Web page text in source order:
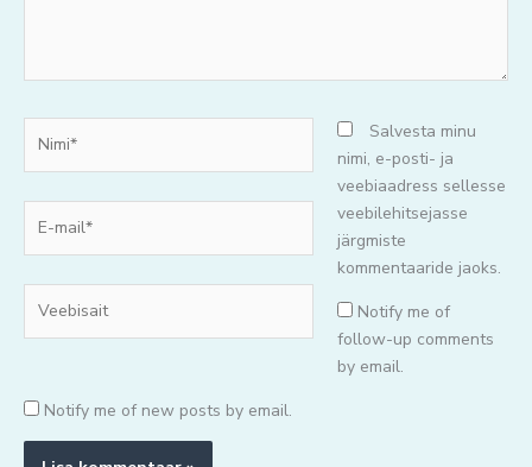
mail*
Salvesta minu
nimi, e-posti- ja
veebiaadress sellesse
veebilehitsejasse
järgmiste
kommentaaride jaoks.
Notify me of
follow-up comments
by email.
Notify me of new posts by email.